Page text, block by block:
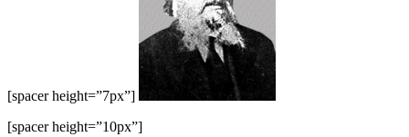
[spacer height=”7px”]
[spacer height=”10px”]